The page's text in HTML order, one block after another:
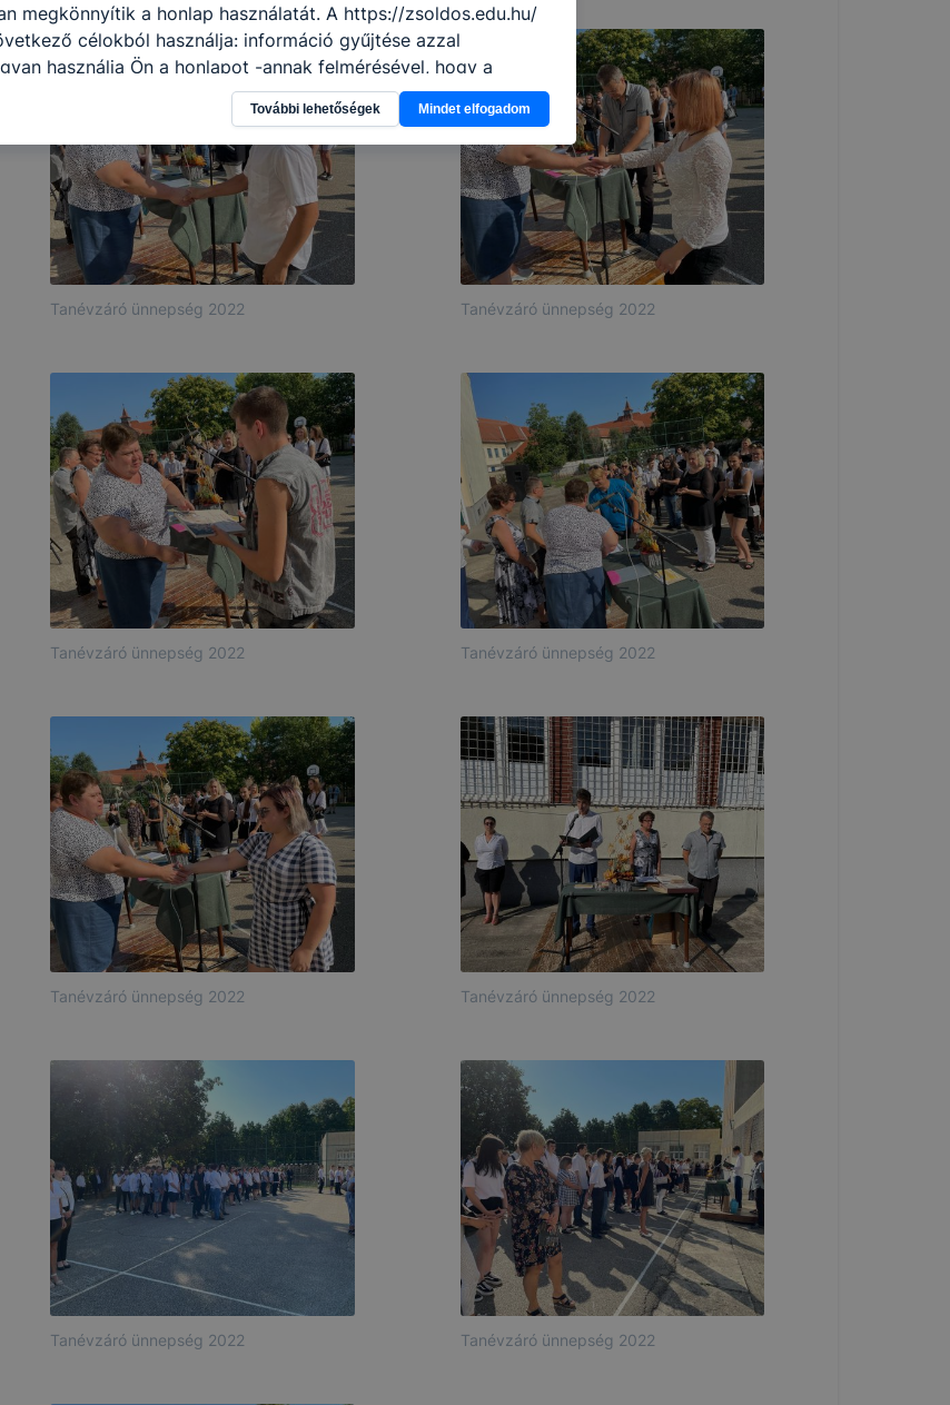
Tanévzáró ünnepség 2022 Tanévzáró ünnepség 2022
Tanévzáró ünnepség 2022 Tanévzáró ünnepség 2022
Tanévzáró ünnepség 2022 Tanévzáró ünnepség 2022
Tanévzáró ünnepség 2022 Tanévzáró ünnepség 2022
megkönnyítik a honlap használatát. A https://zsoldos.edu.hu/
célokból használja: információ gyűjtése azzal
használja Ön a honlapot -annak felmérésével, hogy a
látogatja, vagy használja leginkább, így megtudhatjuk,
Önnek még jobb felhasználói élményt, ha ismét meglátogatja
fejlesztése. Hogyan ellenőrizheti és hogyan tudja kikapcsolni a
modern böngésző engedélyezi a cookie-k beállításának a
böngésző alapértelmezettként automatikusan elfogadja
általában megváltoztathatók. Felhívjuk figyelmét, hogy
honlapunk használhatóságának és folyamatainak
lehetővé tétele, a cookie-k alkalmazásának
vagy törlése által előfordulhat, hogy felhasználóink nem
További lehetőségek Mindet elfogadom